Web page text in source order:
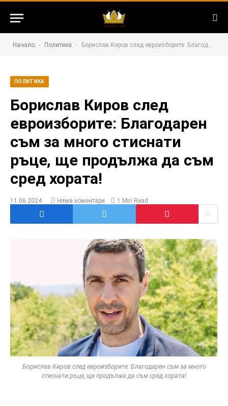
Начало - Политика - Борислав Киров след евроизборите: Благодарен съм за много стиснати ръце, ще продължа да съм сред хората!
ПОЛИТИКА
Борислав Киров след
евроизборите: Благодарен
съм за много стиснати
ръце, ще продължа да съм
сред хората!
11.06.2024 Няма коментари 1 Min Read
Борислав Киров след евроизборите: Благодарен съм за много
стиснати ръце, ще продължа да съм сред хората!